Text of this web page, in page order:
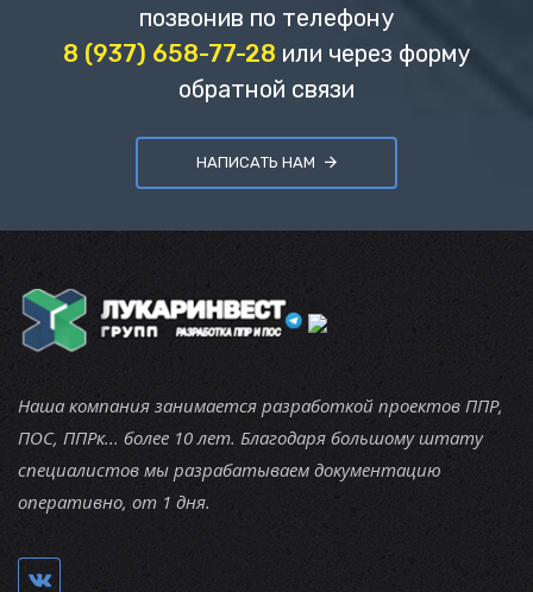
позвонив по телефону
8 (937) 658-77-28 или через форму
обратной связи
НАПИСАТЬ НАМ
Наша компания занимается разработкой проектов ППР,
ПОС, ППРк... более 10 лет. Благодаря большому штату
специалистов мы разрабатываем документацию
оперативно, от 1 дня.